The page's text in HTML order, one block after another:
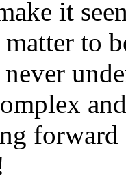
it
to